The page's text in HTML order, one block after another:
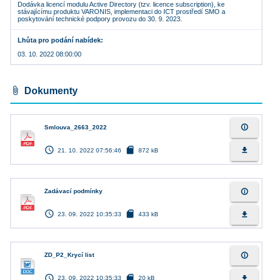
Dodávka licencí modulu Active Directory (tzv. licence subscription), ke
stávajícímu produktu VARONIS, implementaci do ICT prostředí SMO a
poskytování technické podpory provozu do 30. 9. 2023.
Lhůta pro podání nabídek
03. 10. 2022 08:00:00
attach_file Dokumenty
Smlouva_2663_2022
access_time 21. 10. 2022 07:56:46 sd_card 872 kB
info_outline
file_download
Zadávací podmínky
access_time 23. 09. 2022 10:35:33 sd_card 433 kB
info_outline
file_download
ZD_P2_Krycí list
access_time 23. 09. 2022 10:35:33 sd_card 20 kB
info_outline
file_download